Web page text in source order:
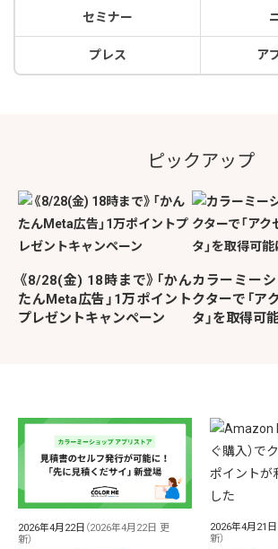
セミナー
プレス ア
ピックアップ
《8/28(金) 18時まで》「かん
たんMeta広告」1万ポイント
プレゼントキャンペーン
カラーミー
クターで「ア
タ」を取得可
2026年4月22日 （2026年4月22日 更
新）
2026年4月21日
新）